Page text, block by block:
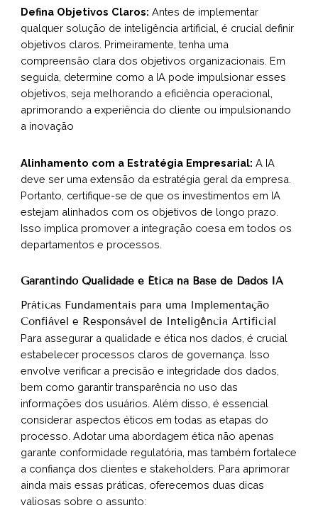
Defina Objetivos Claros: Antes de implementar
qualquer solução de inteligência artificial, é crucial definir
objetivos claros. Primeiramente, tenha uma
compreensão clara dos objetivos organizacionais. Em
seguida, determine como a IA pode impulsionar esses
objetivos, seja melhorando a eficiência operacional,
aprimorando a experiência do cliente ou impulsionando
a inovação
Alinhamento com a Estratégia Empresarial: A IA
deve ser uma extensão da estratégia geral da empresa.
Portanto, certifique-se de que os investimentos em IA
estejam alinhados com os objetivos de longo prazo.
Isso implica promover a integração coesa em todos os
departamentos e processos.
Garantindo Qualidade e Ética na Base de Dados IA
Práticas Fundamentais para uma Implementação
Confiável e Responsável de Inteligência Artificial
Para assegurar a qualidade e ética nos dados, é crucial
estabelecer processos claros de governança. Isso
envolve verificar a precisão e integridade dos dados,
bem como garantir transparência no uso das
informações dos usuários. Além disso, é essencial
considerar aspectos éticos em todas as etapas do
processo. Adotar uma abordagem ética não apenas
garante conformidade regulatória, mas também fortalece
a confiança dos clientes e stakeholders. Para aprimorar
ainda mais essas práticas, oferecemos duas dicas
valiosas sobre o assunto: